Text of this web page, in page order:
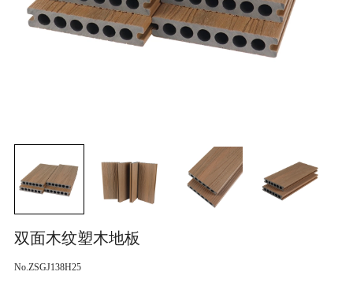
双面木纹塑木地板
No.ZSGJ138H25